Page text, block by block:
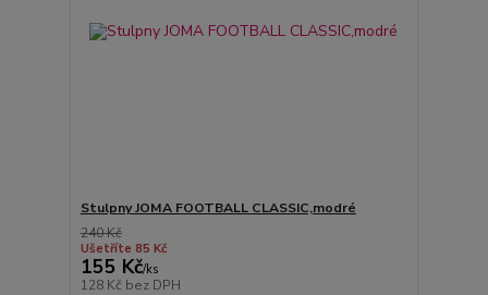
Stulpny JOMA FOOTBALL CLASSIC,modré
240 Kč
Ušetříte 85 Kč
155 Kč/ks
128 Kč bez DPH